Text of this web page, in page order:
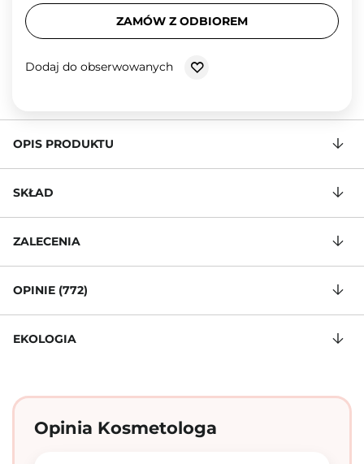
ZAMÓW Z ODBIOREM
Dodaj do obserwowanych
OPIS PRODUKTU
SKŁAD
ZALECENIA
OPINIE (772)
EKOLOGIA
Opinia Kosmetologa